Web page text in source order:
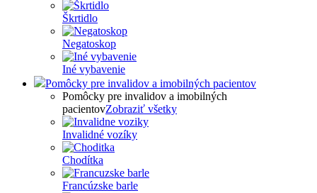
Škrtidlo
Negatoskop
Iné vybavenie
Pomôcky pre invalidov a imobilných pacientov
Pomôcky pre invalidov a imobilných
pacientovZobraziť všetky
Invalidné vozíky
Chodítka
Francúzske barle